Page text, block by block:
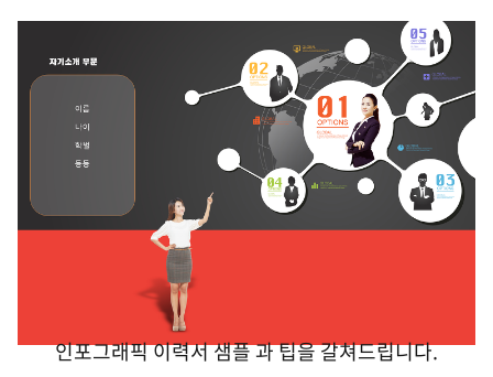
인포그래픽 이력서 샘플 과 팁을 갈쳐드립니다.